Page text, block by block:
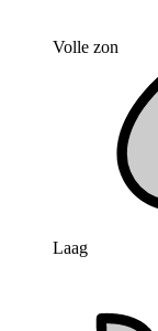
Volle zon
Laag